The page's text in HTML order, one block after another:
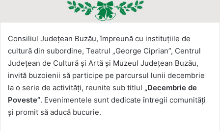
Consiliul Județean Buzău, împreună cu instituțiile de
cultură din subordine, Teatrul „George Ciprian”, Centrul
Județean de Cultură și Artă și Muzeul Județean Buzău,
invită buzoienii să participe pe parcursul lunii decembrie
la o serie de activități, reunite sub titlul „Decembrie de
Poveste”. Evenimentele sunt dedicate întregii comunități
și promit să aducă bucurie.